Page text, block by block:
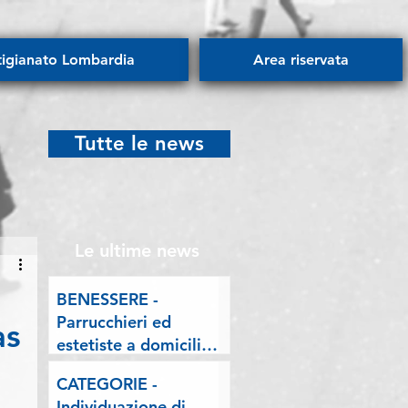
Lombardia Area riservata
Tutte le news
Le ultime news
BENESSERE -
Parrucchieri ed
estetiste a domicilio.
Esposto delle
Associazioni artigiane
CATEGORIE -